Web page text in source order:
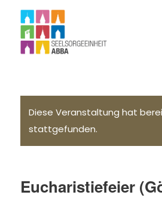
Diese Veranstaltung hat
stattgefunden.
Eucharistiefeier